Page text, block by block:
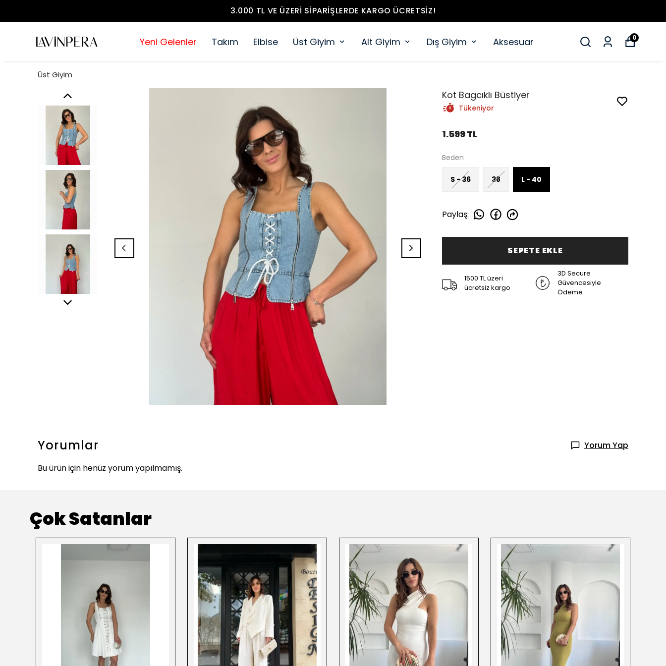
3.000 TL VE ÜZERI SIPARIŞLERDE KARGO ÜCRETSIZ!
Yeni Gelenler Takım Elbise Üst Giyim Alt Giyim Dış Giyim Aksesuar 0
Üst Giyim
Kot Bagcıklı Büstiyer
Tükeniyor
1.599 TL
Beden
S - 36 38 L - 40
Paylaş:
SEPETE EKLE
1500 TL üzeri
ücretsiz kargo
3D Secure
Güvencesiyle
Ödeme
Yorumlar
Yorum Yap
Bu ürün için henüz yorum yapılmamış.
Çok Satanlar